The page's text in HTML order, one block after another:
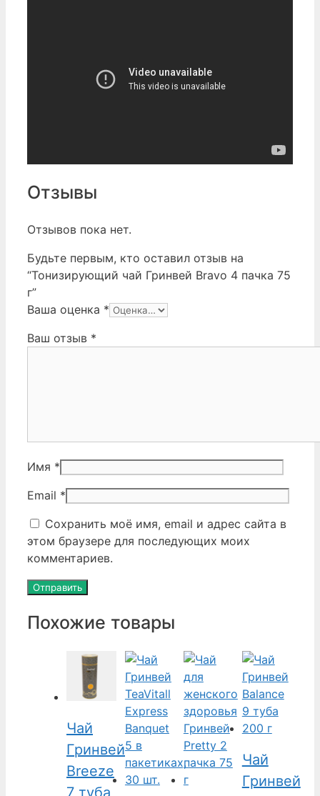
Отзывы
Отзывов пока нет.
Будьте первым, кто оставил отзыв на
“Тонизирующий чай Гринвей Bravo 4 пачка 75
г”
Ваша оценка *
Ваш отзыв *
Имя *
Email *
Сохранить моё имя, email и адрес сайта в
этом браузере для последующих моих
комментариев.
Похожие товары
Чай
Гринвей
Breeze
7 туба
Чай
Гринвей